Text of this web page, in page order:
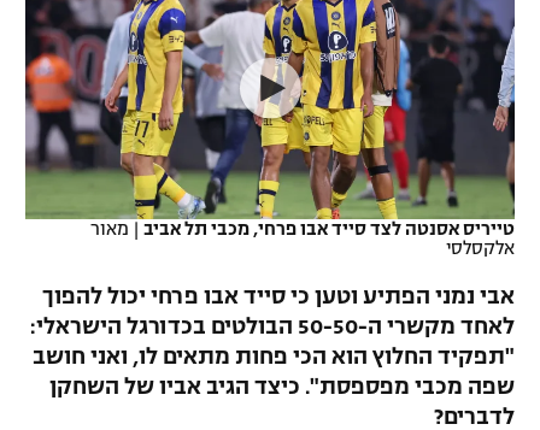
VOD
רץ ברשת
תוצאות
לוח שידורים
ברחבה
נבחרת ישראל
מכבי חיפה
בית"ר ירושלים
מכבי תל אביב
הפועל תל אביב
הפועל חיפה
הפועל באר שבע
ליגה ספרדית
ליגה איטלקית
ליגה צרפתית
ליגה הולנדית
ליגה טורקית
ליגה סינית
כדורסל נשים
מכבי תל אביב
הפועל חולון
הפועל ירושלים
דני אבדיה
יורוליג
יורוקאפ
טניס
כדוריד
כדורעף
שחייה
ג'ודו
אגרוף
ספורט אולימפי
טייריס אסנטה לצד סייד אבו פרחי, מכבי תל אביב | מאור
אלקסלסי
אבי נמני הפתיע וטען כי סייד אבו פרחי יכול להפוך
לאחד מקשרי ה-50-50 הבולטים בכדורגל הישראלי:
"תפקיד החלוץ הוא הכי פחות מתאים לו, ואני חושב
שפה מכבי מפספסת". כיצד הגיב אביו של השחקן
לדברים?